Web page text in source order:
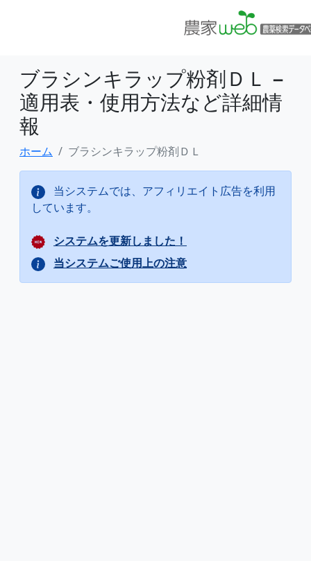
ブラシンキラップ粉剤ＤＬ −
適用表・使用方法など詳細情
報
ホーム ブラシンキラップ粉剤ＤＬ
当システムでは、アフィリエイト広告を利用
しています。
システムを更新しました！
当システムご使用上の注意